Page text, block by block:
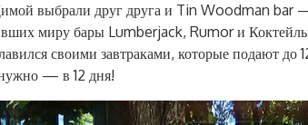
выбрали друг друга и Tin Woodman bar
миру бары Lumberjack, Rumor и
своими завтраками, которые подают до
нужно — в 12 дня!